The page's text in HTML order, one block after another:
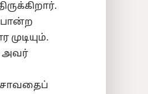
அவர்
சாவதைப்